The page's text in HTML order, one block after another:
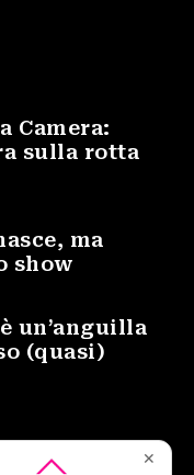
Camera:
sulla rotta
ma
show
un’anguilla
(quasi)
✕